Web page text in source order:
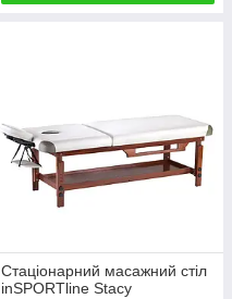
Стаціонарний масажний стіл
inSPORTline Stacy